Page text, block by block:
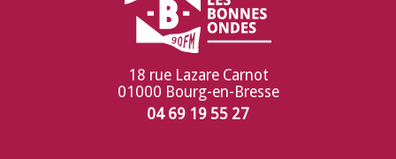
18 rue Lazare Carnot
01000 Bourg-en-Bresse
04 69 19 55 27